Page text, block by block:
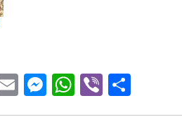
EmailMessenger
WhatsApp
Viber